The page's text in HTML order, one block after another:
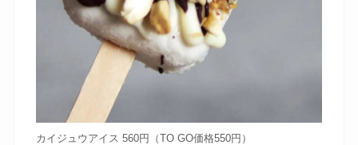
カイジュウアイス 560円（TO GO価格550円）